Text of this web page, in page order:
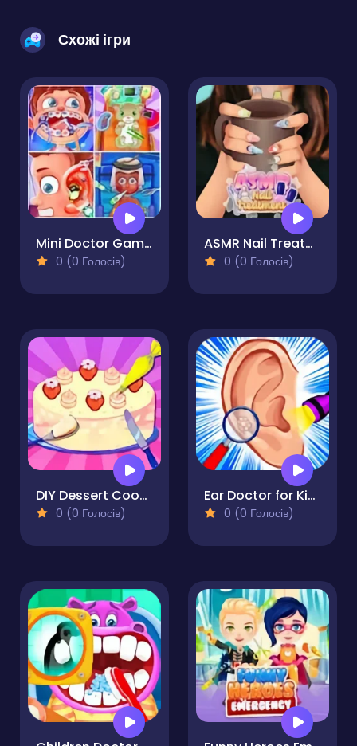
Схожі ігри
Mini Doctor Games
0 (0 Голосів)
ASMR Nail Treatment
0 (0 Голосів)
DIY Dessert Cooking Master
0 (0 Голосів)
Ear Doctor for Kids
0 (0 Голосів)